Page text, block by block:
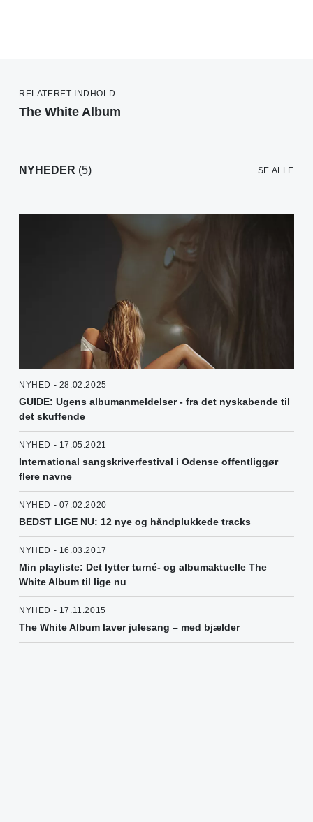
RELATERET INDHOLD
The White Album
NYHEDER (5) SE ALLE
NYHED - 28.02.2025
GUIDE: Ugens albumanmeldelser - fra det nyskabende til
det skuffende
NYHED - 17.05.2021
International sangskriverfestival i Odense offentliggør
flere navne
NYHED - 07.02.2020
BEDST LIGE NU: 12 nye og håndplukkede tracks
NYHED - 16.03.2017
Min playliste: Det lytter turné- og albumaktuelle The
White Album til lige nu
NYHED - 17.11.2015
The White Album laver julesang – med bjælder